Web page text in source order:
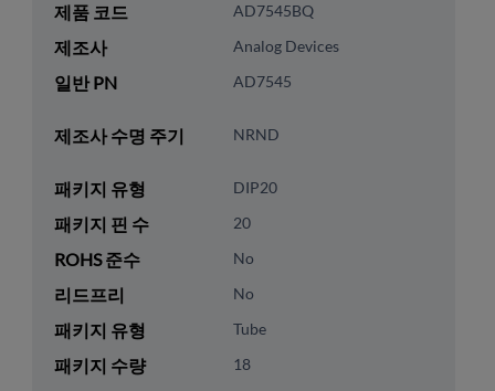
제품 코드 AD7545BQ
제조사 Analog Devices
일반 PN AD7545
제조사 수명 주기 NRND
패키지 유형 DIP20
패키지 핀 수 20
ROHS 준수 No
리드프리 No
패키지 유형 Tube
패키지 수량 18